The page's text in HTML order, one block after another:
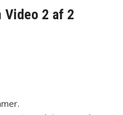
Video 2 af 2